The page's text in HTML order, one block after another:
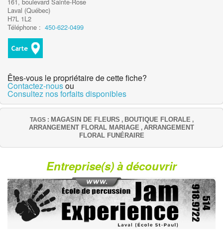
161, boulevard Sainte-Rose
Laval (Québec)
H7L 1L2
Téléphone : 450-622-0499
Êtes-vous le propriétaire de cette fiche?
Contactez-nousou
Consultez nos forfaits disponibles
TAGS : MAGASIN DE FLEURS , BOUTIQUE FLORALE ,
ARRANGEMENT FLORAL MARIAGE , ARRANGEMENT
FLORAL FUNÉRAIRE
Entreprise(s) à découvrir